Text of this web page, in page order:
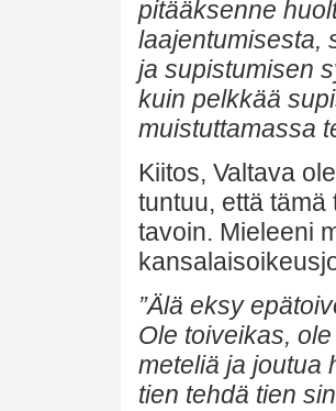
pitääksenne
laajentumisesta,
ja supistumisen
kuin pelkkää
muistuttamassa
Kiitos, Valtava
tuntuu, että
tavoin. Mieleeni
”Älä eksy
Ole toiveikas,
meteliä ja joutua
tien tehdä tien